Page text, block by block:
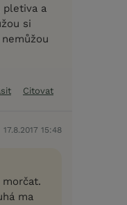
pletiva a
si
Citovat
17.8.2017 15:48
ma